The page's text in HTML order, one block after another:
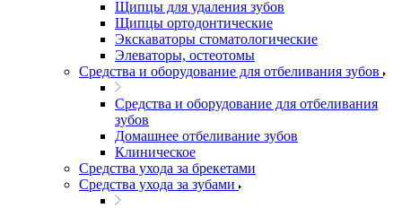
Щипцы для удаления зубов
Щипцы ортодонтические
Экскаваторы стоматологические
Элеваторы, остеотомы
Средства и оборудование для отбеливания зубов
Средства и оборудование для отбеливания
зубов
Домашнее отбеливание зубов
Клиническое
Средства ухода за брекетами
Средства ухода за зубами